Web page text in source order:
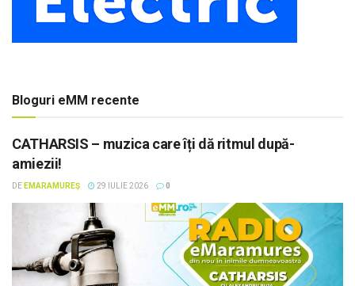
Bloguri eMM recente
CATHARSIS – muzica care îți dă ritmul după-
amiezii!
DE EMARAMUREȘ 29 IULIE 2026 0